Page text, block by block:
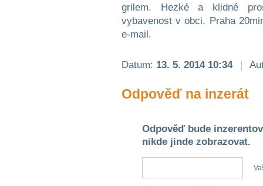
grilem. Hezké a klidné
vybavenost v obci. Praha
e-mail.
Datum: 13. 5. 2014 10:34 |
Odpověď na inzerát
Odpověď bude
nikde jinde zobrazovat.